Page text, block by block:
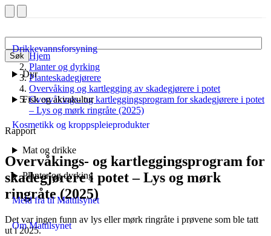
Søk
Drikkevannsforsyning
Dyr
Fisk og akvakultur
Kosmetikk og kroppspleieprodukter
Mat og drikke
Planter og dyrking
Meld fra til Mattilsynet
Om Mattilsynet
Hjem
Planter og dyrking
Planteskadegjørere
Overvåking og kartlegging av skadegjørere i potet
Overvåkings- og kartleggingsprogram for skadegjørere i potet
– Lys og mørk ringråte (2025)
Rapport
Overvåkings- og kartleggingsprogram for
skadegjørere i potet – Lys og mørk
ringråte (2025)
Det var ingen funn av lys eller mørk ringråte i prøvene som ble tatt
ut i 2025.